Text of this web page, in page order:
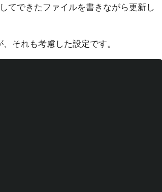
てできたファイルを書きながら更新し
それも考慮した設定です。